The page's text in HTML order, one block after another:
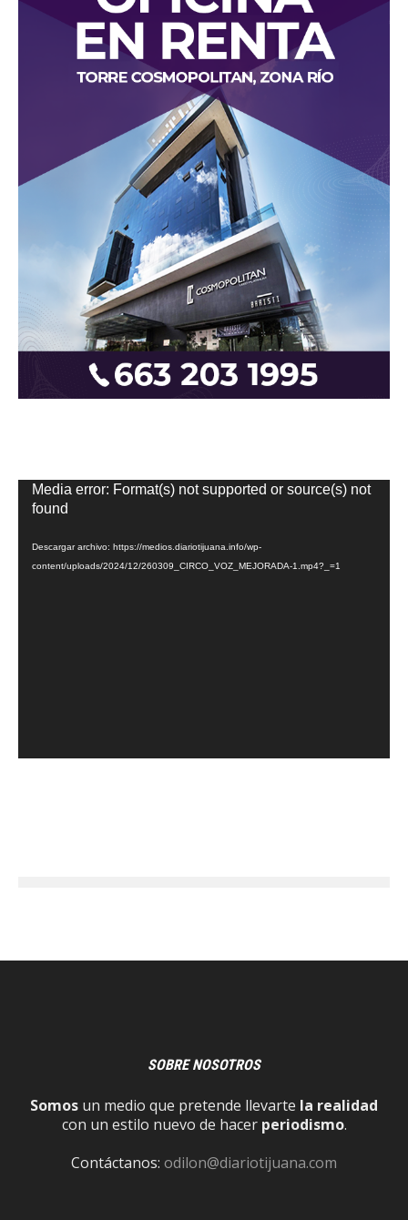
Reproductor
de
Media error: Format(s) not supported or source(s) not
found
Descargar archivo: https://medios.diariotijuana.info/wp-
content/uploads/2024/12/260309_CIRCO_VOZ_MEJORADA-1.mp4?_=1
SOBRE NOSOTROS
Somos un medio que pretende llevarte la realidad
con un estilo nuevo de hacer periodismo.
Contáctanos: odilon@diariotijuana.com